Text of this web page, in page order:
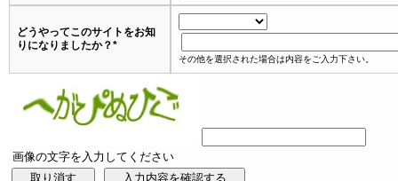
どうやってこのサイトをお知
りになりましたか？*
その他を選択された場合は内容をご入力下さい。
画像の文字を入力してください